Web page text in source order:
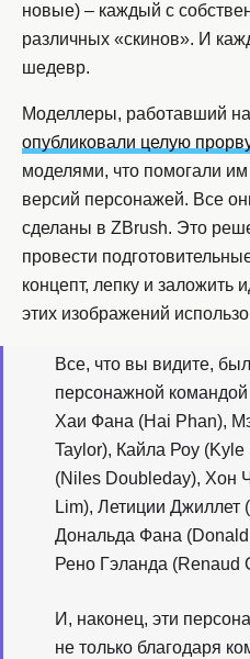
новые) – каждый с
различных «скинов». И
шедевр.
Моделлеры, работавший
опубликовали целую
моделями, что помогали
версий персонажей. Все
сделаны в ZBrush. Это
провести
концепт, лепку и заложить
этих изображений
Все, что вы видите,
персонажной
Хаи Фана (Hai Phan),
Taylor), Кайла Роу
(Niles Doubleday), Хон
Lim), Летиции Джиллет
Дональда Фана
Рено Гэланда (Renaud
И, наконец, эти
не только благодаря